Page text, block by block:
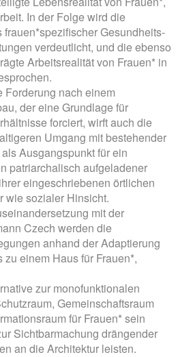
In der Folge wird die
Gesundheits-
verdeutlicht, und die ebenso
Arbeitsrealität von Frauen* in
nach einem
der eine Grundlage für
forciert, wirft auch die
Umgang mit bestehender
Ausgangspunkt für ein
patriarchalisch aufgeladener
eingeschriebenen örtlichen
wie sozialer Hinsicht.
mit der
Czech werden die
anhand der Adaptierung
einem Haus für Frauen*,
zur monofunktionalen
Gemeinschaftsraum
für Frauen* sein
Sichtbarmachung drängender
an die Architektur leisten.